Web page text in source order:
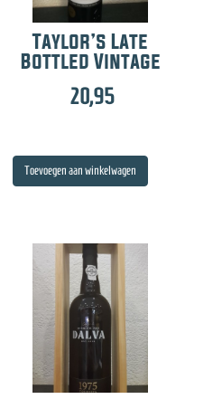
Taylor’s Late
Bottled Vintage
20,95
Toevoegen aan winkelwagen